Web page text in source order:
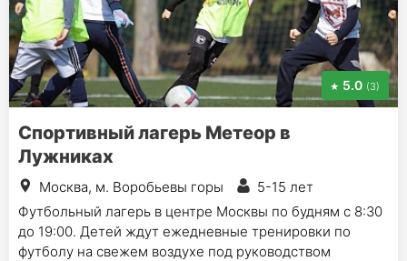
5.0 (3)
Спортивный лагерь Метеор в
Лужниках
Москва, м. Воробьевы горы
5-15 лет
Футбольный лагерь в центре Москвы по будням с 8:30
до 19:00. Детей ждут ежедневные тренировки по
футболу на свежем воздухе под руководством